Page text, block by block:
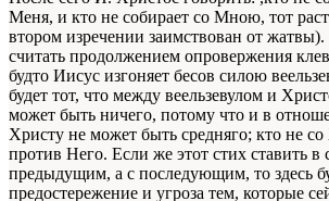
Меня, и кто не собирает со Мною, тот
втором изречении заимствован от жатвы).
считать продолжением опровержения
будто Иисус изгоняет бесов силою
будет тот, что между веельзевулом и
может быть ничего, потому что и в
Христу не может быть средняго; кто не
против Него. Если же этот стих ставить в
предыдущим, а с последующим, то здесь
предостережение и угроза тем, которые